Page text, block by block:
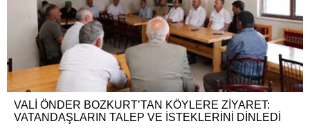
VALİ ÖNDER BOZKURT’TAN KÖYLERE ZİYARET:
VATANDAŞLARIN TALEP VE İSTEKLERİNİ DİNLEDİ